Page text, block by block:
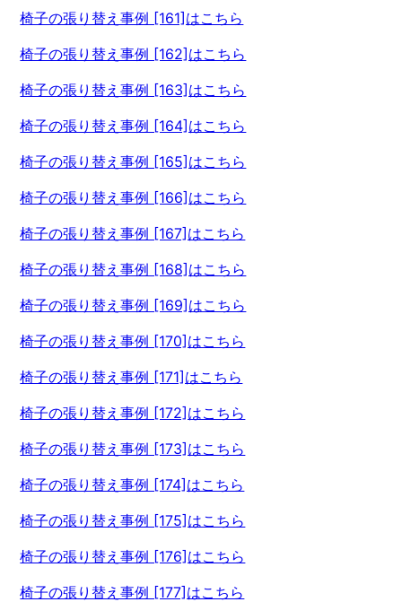
椅子の張り替え事例 [161]はこちら
椅子の張り替え事例 [162]はこちら
椅子の張り替え事例 [163]はこちら
椅子の張り替え事例 [164]はこちら
椅子の張り替え事例 [165]はこちら
椅子の張り替え事例 [166]はこちら
椅子の張り替え事例 [167]はこちら
椅子の張り替え事例 [168]はこちら
椅子の張り替え事例 [169]はこちら
椅子の張り替え事例 [170]はこちら
椅子の張り替え事例 [171]はこちら
椅子の張り替え事例 [172]はこちら
椅子の張り替え事例 [173]はこちら
椅子の張り替え事例 [174]はこちら
椅子の張り替え事例 [175]はこちら
椅子の張り替え事例 [176]はこちら
椅子の張り替え事例 [177]はこちら